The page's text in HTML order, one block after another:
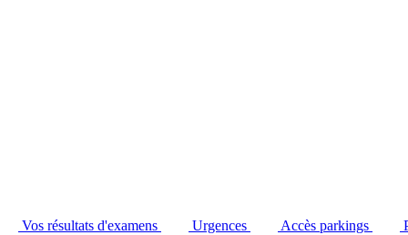
Vos résultats d'examens Urgences Accès parkings